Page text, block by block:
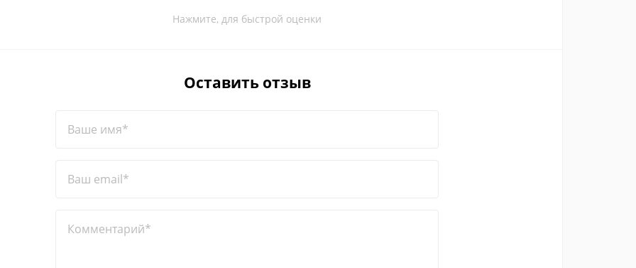
Нажмите, для быстрой оценки
Оставить отзыв
Ваше имя*
Ваш email*
Комментарий*